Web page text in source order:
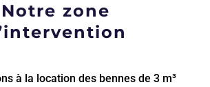
Notre zone
à la location des bennes de 3 m³